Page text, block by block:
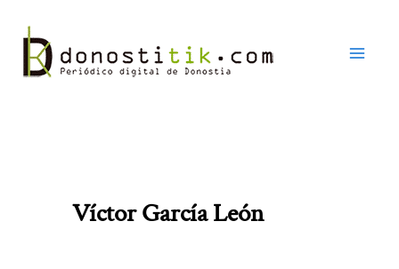
contenido
Víctor García León